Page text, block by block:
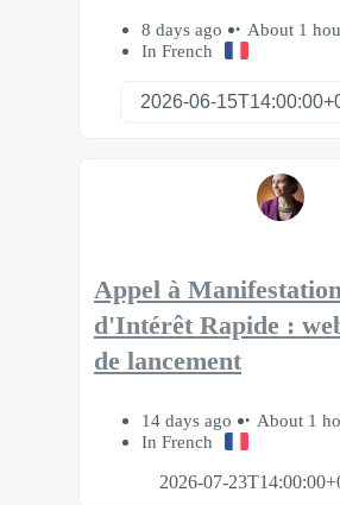
8 days ago
About 1
In French
Appel à Manifestation
d'Intérêt Rapide :
de lancement
14 days ago
About 1
In French
2026-07-